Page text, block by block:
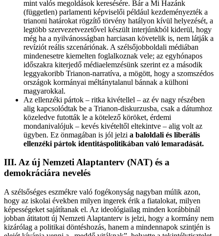
mint valós megoldások keresésére. Bár a Mi Hazánk
(független) parlamenti képviselői például kezdeményezték a
trianoni határokat rögzítő törvény hatályon kívül helyezését, a
legtöbb szervezetvezetővel készült interjúnkból kiderül, hogy
még ha a nyilvánosságban harciasan követelik is, nem látják a
revíziót reális szcenáriónak. A szélsőjobboldali médiában
mindenesetre kiemelten foglalkoznak vele; az egyhónapos
időszakra kiterjedő médiaelemzésünk szerint ez a második
leggyakoribb Trianon-narratíva, a mögött, hogy a szomszédos
országok kormányai méltánytalanul bánnak a külhoni
magyarokkal.
Az ellenzéki pártok – ritka kivétellel – az év nagy részében
alig kapcsolódtak be a Trianon-diskurzusba, csak a dátumhoz
közeledve futották le a kötelező köröket, érdemi
mondanivalójuk – kevés kivételtől eltekintve – alig volt az
ügyben. Ez önmagában is jól jelzi a baloldali és liberális
ellenzéki pártok identitáspolitikában való lemaradását.
III. Az új Nemzeti Alaptanterv (NAT) és a
demokráciára nevelés
A szélsőséges eszmékre való fogékonyság nagyban múlik azon,
hogy az iskolai években milyen ingerek érik a fiatalokat, milyen
képességeket sajátítanak el. Az ideológiailag minden korábbinál
jobban átitatott új Nemzeti Alaptanterv is jelzi, hogy a kormány nem
kizárólag a politikai döntéshozás, hanem a mindennapok szintjén is